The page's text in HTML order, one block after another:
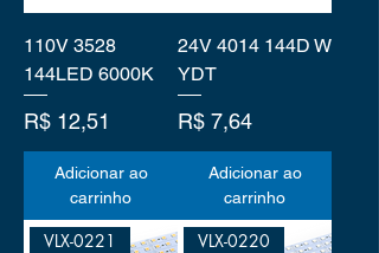
110V 3528
144LED 6000K
Preço
R$ 12,51
Adicionar ao
carrinho
24V 4014 144D W
YDT
Preço
R$ 7,64
Adicionar ao
carrinho
VLX-0221 VLX-0220